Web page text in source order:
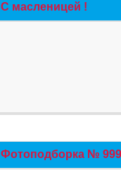
С масленицей !
Фотоподборка №